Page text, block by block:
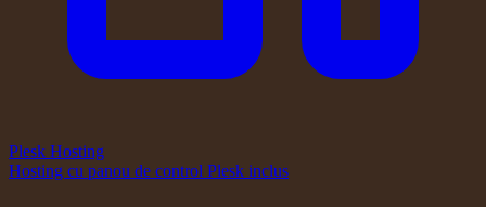
Plesk Hosting
Hosting cu panou de control Plesk inclus